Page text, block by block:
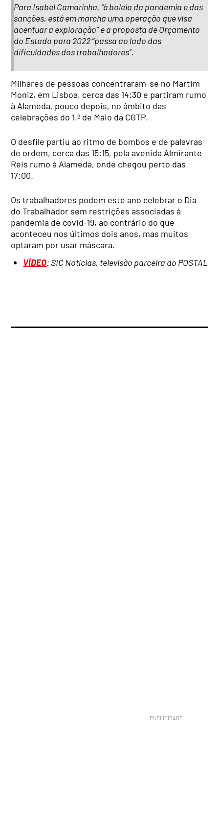
Para Isabel Camarinha, “à boleia da pandemia e das
sanções, está em marcha uma operação que visa
acentuar a exploração” e a proposta de Orçamento
do Estado para 2022 “passa ao lado das
dificuldades dos trabalhadores”.
Milhares de pessoas concentraram-se no Martim
Moniz, em Lisboa, cerca das 14:30 e partiram rumo
à Alameda, pouco depois, no âmbito das
celebrações do 1.º de Maio da CGTP.
O desfile partiu ao ritmo de bombos e de palavras
de ordem, cerca das 15:15, pela avenida Almirante
Reis rumo à Alameda, onde chegou perto das
17:00.
Os trabalhadores podem este ano celebrar o Dia
do Trabalhador sem restrições associadas à
pandemia de covid-19, ao contrário do que
aconteceu nos últimos dois anos, mas muitos
optaram por usar máscara.
VÍDEO: SIC Notícias, televisão parceira do POSTAL